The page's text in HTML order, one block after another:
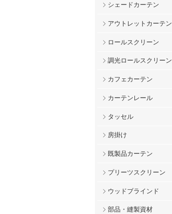
シェードカーテン
アウトレットカーテン
ロールスクリーン
調光ロールスクリーン
カフェカーテン
カーテンレール
タッセル
房掛け
既製品カーテン
プリーツスクリーン
ウッドブラインド
部品・縫製資材